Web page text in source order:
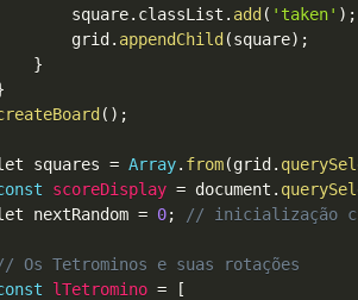
square
. classList . add ( 'taken' ) ;
grid
. appendChild (square) ;
}
( ) ;
squares
= Array. from(grid .
scoreDisplay = document .
nextRandom
= 0; // inicialização
Os Tetrominos e suas rotações
lTetromino =
[